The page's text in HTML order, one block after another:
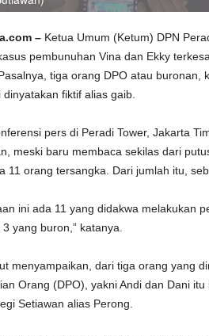
– Ketua Umum (Ketum) DPN
pembunuhan Vina dan Ekky
tiga orang DPO atau buronan,
fiktif alias gaib.
pers di Peradi Tower, Jakarta
meski baru membaca sekilas dari
11 orang tersangka. Dari jumlah itu,
ini ada 11 yang didakwa melakukan
yang buron,” katanya.
menyampaikan, dari tiga orang yang
Orang (DPO), yakni Andi dan Dani
Setiawan alias Perong.